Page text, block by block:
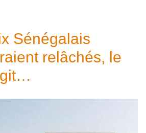
Sénégalais
relâchés, le